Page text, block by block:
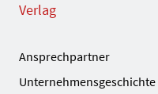
Verlag
Ansprechpartner
Unternehmensgeschichte